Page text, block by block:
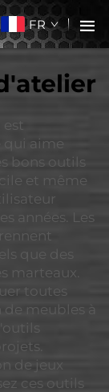
FR
est
qui aime
bons outils
et même
années. Les
que des
marteaux.
toutes
de meubles à
de jeux
ces outils